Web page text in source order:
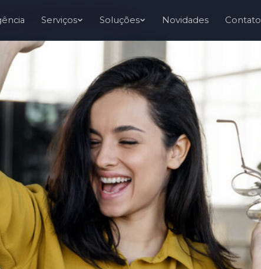
Serviços Soluções Novidades Contato
no Marketing